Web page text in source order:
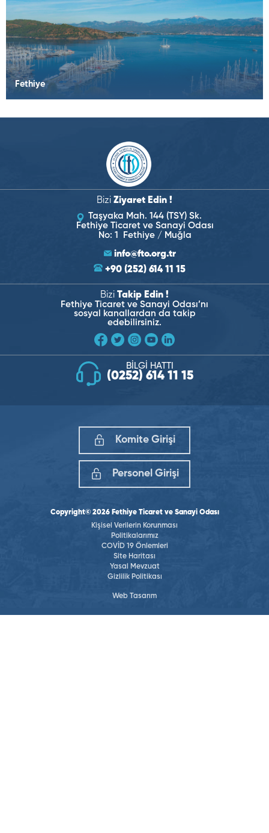
Fethiye
Bizi Ziyaret Edin !
Taşyaka Mah. 144 (TSY) Sk.
Fethiye Ticaret ve Sanayi Odası
No: 1 Fethiye / Muğla
info@fto.org.tr
+90 (252) 614 11 15
Bizi Takip Edin !
Fethiye Ticaret ve Sanayi Odası’nı
sosyal kanallardan da takip
edebilirsiniz.
BİLGİ HATTI
(0252) 614 11 15
Komite Girişi
Personel Girişi
Copyright© 2026 Fethiye Ticaret ve Sanayi Odası
Kişisel Verilerin Korunması
Politikalarımız
COVİD 19 Önlemleri
Site Haritası
Yasal Mevzuat
Gizlilik Politikası
Web Tasarım